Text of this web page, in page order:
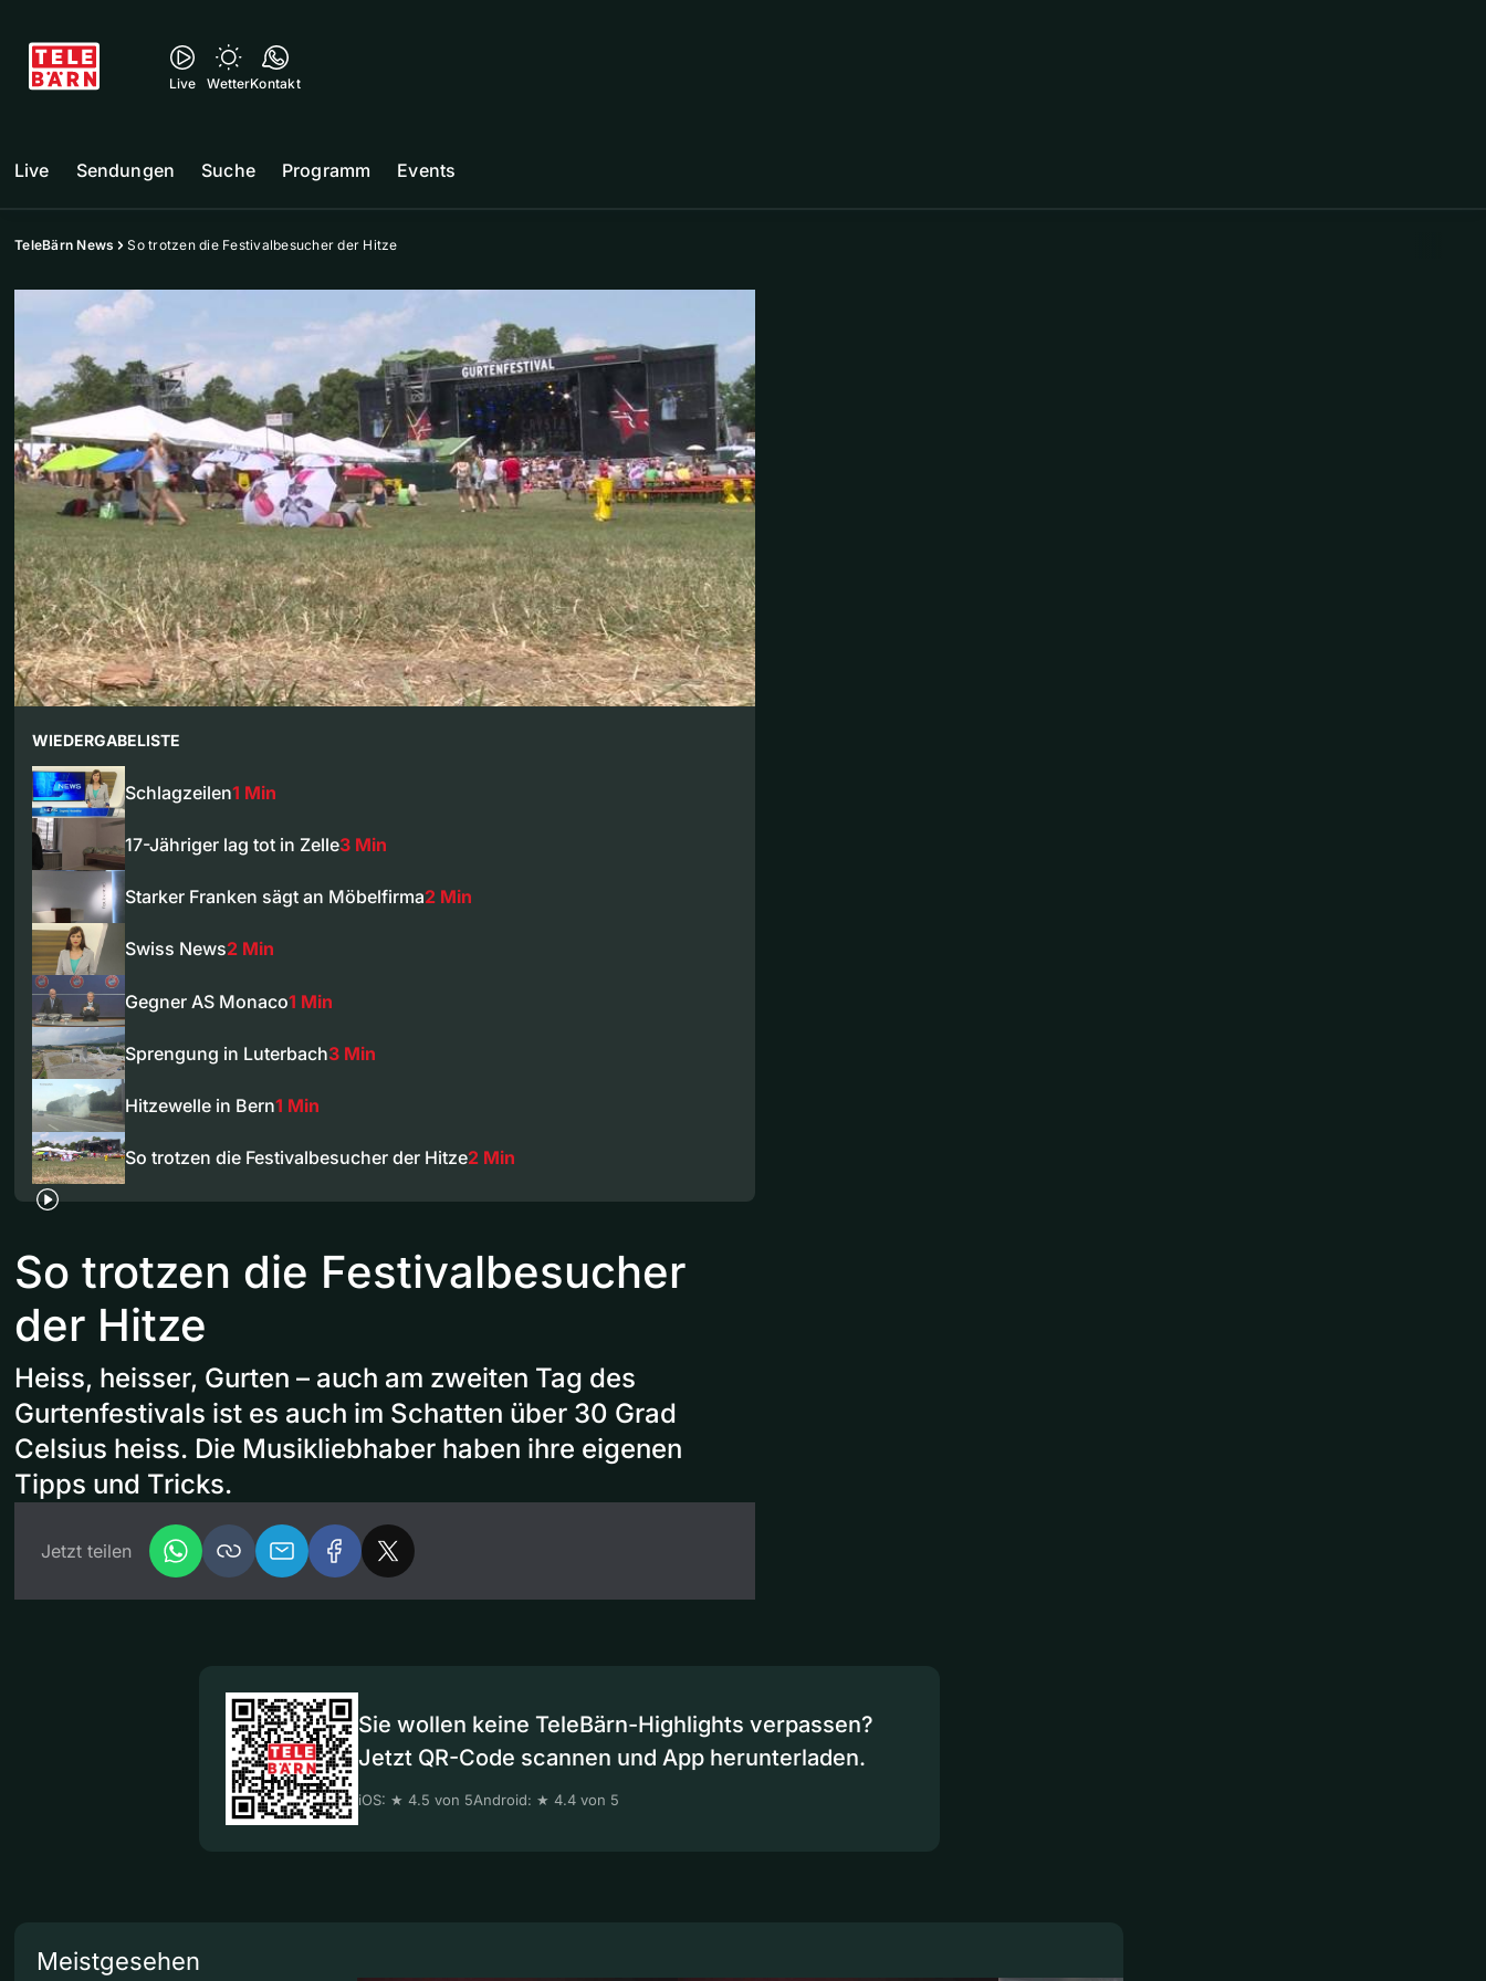
Live WetterKontakt
Live Sendungen Suche Programm Events
TeleBärn News So trotzen die Festivalbesucher der Hitze
WIEDERGABELISTE
Schlagzeilen1 Min
17-Jähriger lag tot in Zelle3 Min
Starker Franken sägt an Möbelfirma2 Min
Swiss News2 Min
Gegner AS Monaco1 Min
Sprengung in Luterbach3 Min
Hitzewelle in Bern1 Min
So trotzen die Festivalbesucher der Hitze2 Min
So trotzen die Festivalbesucher
der Hitze
Heiss, heisser, Gurten – auch am zweiten Tag des
Gurtenfestivals ist es auch im Schatten über 30 Grad
Celsius heiss. Die Musikliebhaber haben ihre eigenen
Tipps und Tricks.
Jetzt teilen
Sie wollen keine TeleBärn-Highlights verpassen?
Jetzt QR-Code scannen und App herunterladen.
iOS: ★ 4.5 von 5Android: ★ 4.4 von 5
Meistgesehen